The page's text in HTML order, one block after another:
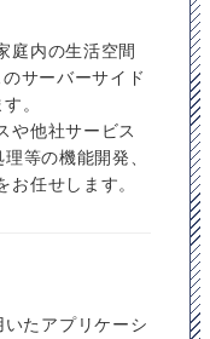
庭内の生活空間
サーバーサイド
。
や他社サービス
等の機能開発、
任せします。
たアプリケーシ